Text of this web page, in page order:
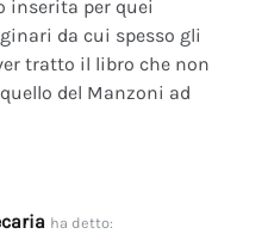
inserita per quei
da cui spesso gli
tratto il libro che non
del Manzoni ad
ha detto: